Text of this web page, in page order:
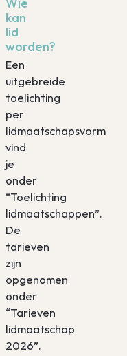
kan
lid
worden?
Een
uitgebreide
toelichting
per
lidmaatschapsvorm
vind
je
onder
“Toelichting
lidmaatschappen”.
De
tarieven
zijn
opgenomen
onder
“Tarieven
lidmaatschap
2026”.